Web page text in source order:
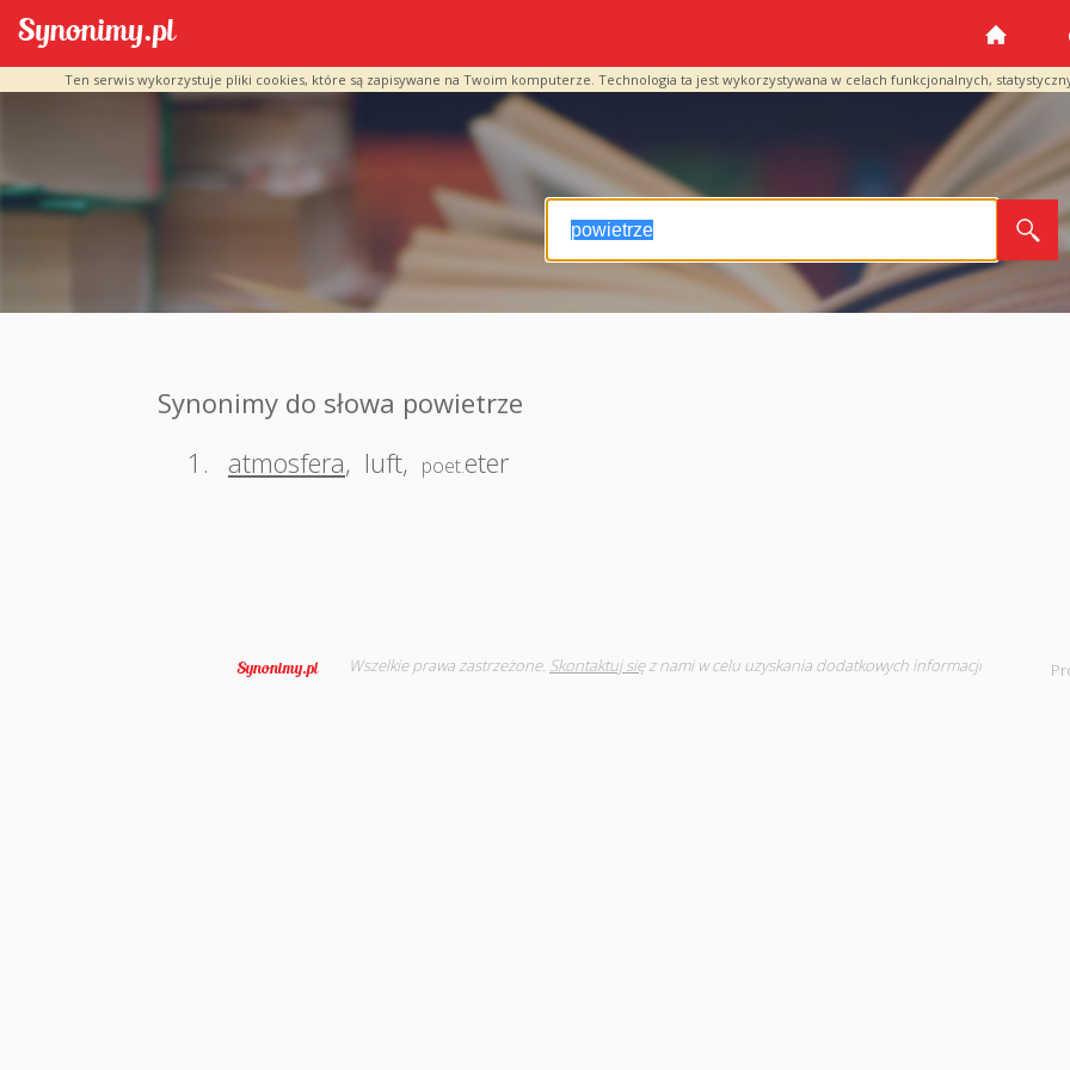
Ten serwis wykorzystuje pliki cookies, które są zapisywane na Twoim komputerze. Technologia ta jest wykorzystywana w celach funkcjonalnych,
Synonimy do słowa powietrze
1.
atmosfera, luft, poet.eter
Wszelkie prawa zastrzeżone. Skontaktuj sięz nami w celu uzyskania dodatkowych informacji